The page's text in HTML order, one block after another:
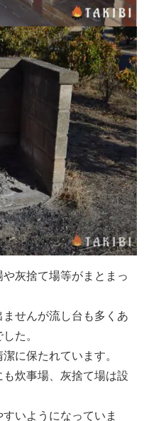
灰捨て場等がまとまっ
せんが流し台も多くあ
た。
に保たれています。
炊事場、灰捨て場は設
いようになっていま